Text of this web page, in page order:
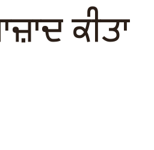
ਕੀਤਾ